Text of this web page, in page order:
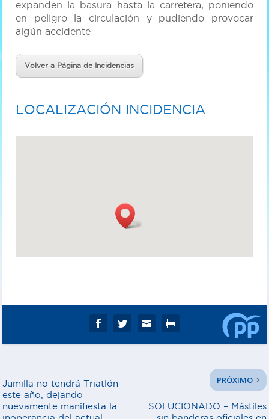
expanden la basura hasta la carretera, poniendo
en peligro la circulación y pudiendo provocar
algún accidente
Volver a Página de Incidencias
LOCALIZACIÓN INCIDENCIA
Jumilla no tendrá Triatlón
este año, dejando
nuevamente manifiesta la
PRÓXIMO
SOLUCIONADO – Mástiles